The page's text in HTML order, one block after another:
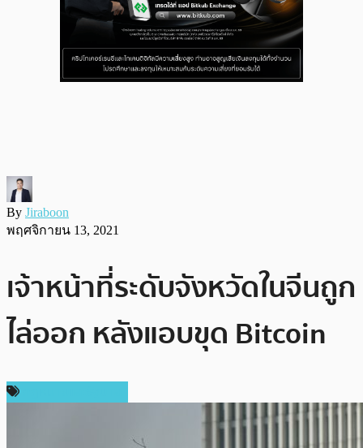
By Jiraboon
พฤศจิกายน 13, 2021
เจ้าหน้าที่ระดับจังหวัดในจีนถูก
ไล่ออก หลังแอบขุด Bitcoin